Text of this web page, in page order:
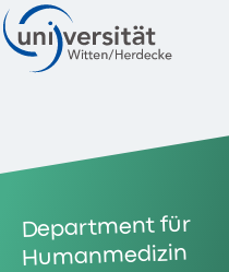
Department für
Humanmedizin